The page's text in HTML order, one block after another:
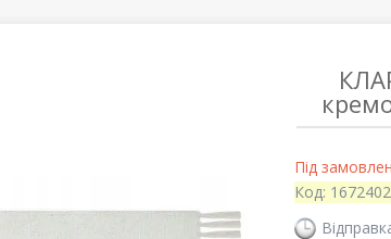
Під
Код: